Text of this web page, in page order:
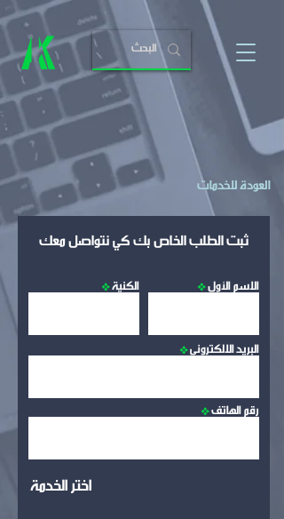
العودة للخدمات
ثبت الطلب الخاص بك كي نتواصل معك
الكنية الاسم الأول
البريد الالكتروني
رقم الهاتف
اختر الخدمة